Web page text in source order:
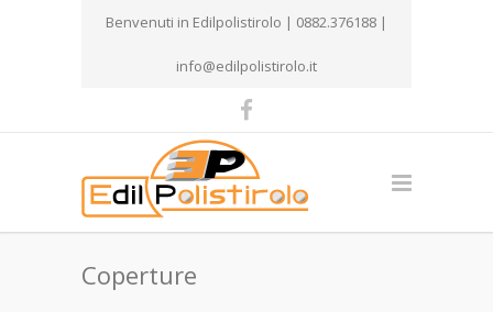
Benvenuti in Edilpolistirolo | 0882.376188 |
info@edilpolistirolo.it
Coperture